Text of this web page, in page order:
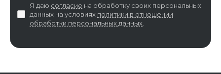
Я даю согласие на обработку своих персональных
данных на условиях политики в отношении
обработки персональных данных